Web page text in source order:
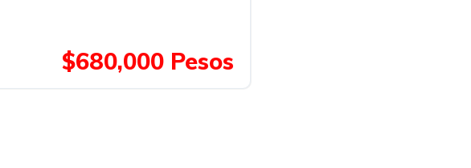
$680,000 Pesos